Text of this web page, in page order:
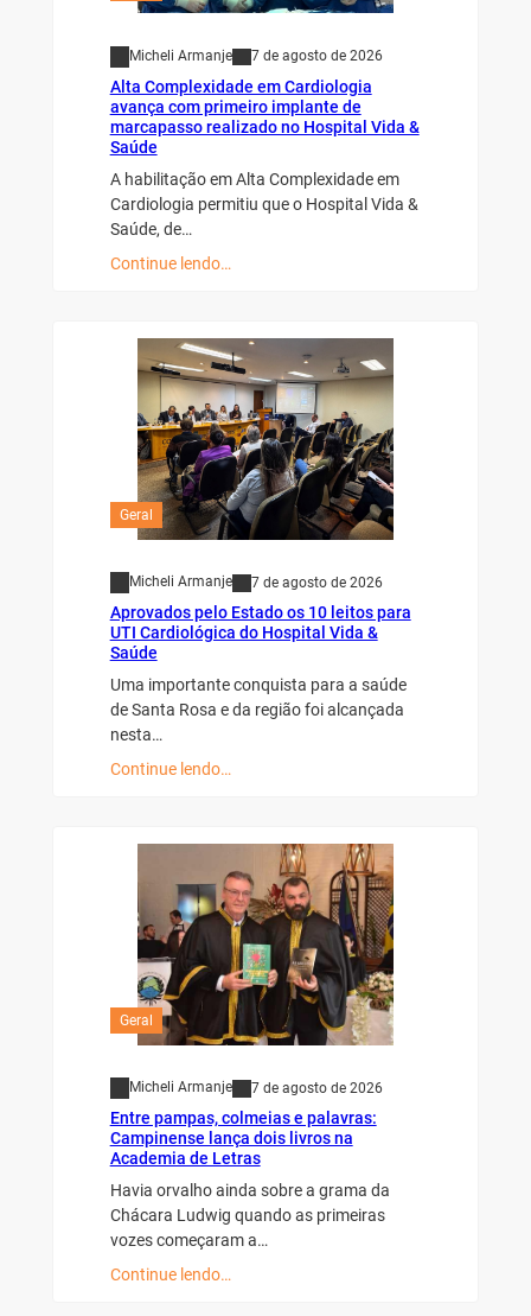
Micheli Armanje 7 de agosto de 2026
Alta Complexidade em Cardiologia
avança com primeiro implante de
marcapasso realizado no Hospital Vida &
Saúde
A habilitação em Alta Complexidade em
Cardiologia permitiu que o Hospital Vida &
Saúde, de…
Continue lendo…
Geral
Micheli Armanje 7 de agosto de 2026
Aprovados pelo Estado os 10 leitos para
UTI Cardiológica do Hospital Vida &
Saúde
Uma importante conquista para a saúde
de Santa Rosa e da região foi alcançada
nesta…
Continue lendo…
Geral
Micheli Armanje 7 de agosto de 2026
Entre pampas, colmeias e palavras:
Campinense lança dois livros na
Academia de Letras
Havia orvalho ainda sobre a grama da
Chácara Ludwig quando as primeiras
vozes começaram a…
Continue lendo…